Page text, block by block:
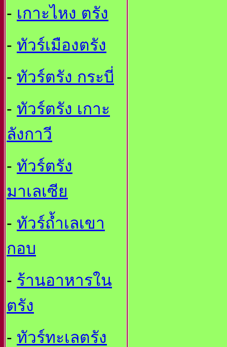
- เกาะไหง ตรัง
- ทัวร์เมืองตรัง
- ทัวร์ตรัง กระบี่
- ทัวร์ตรัง เกาะ
ลังกาวี
- ทัวร์ตรัง
มาเลเซีย
- ทัวร์ถ้ำเลเขา
กอบ
- ร้านอาหารใน
ตรัง
- ทัวร์ทะเลตรัง